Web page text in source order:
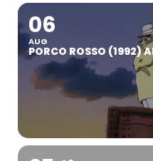
06
AUG
PORCO ROSSO (1992)